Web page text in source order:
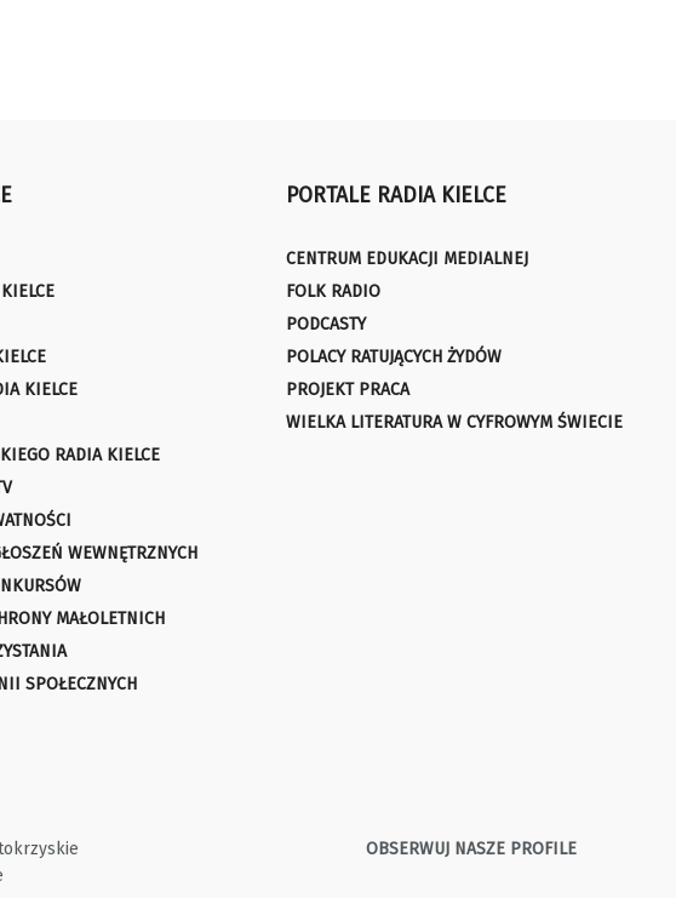
KIELCE
RADIA KIELCE
WEWNĘTRZNYCH
MAŁOLETNICH
SPOŁECZNYCH
PORTALE RADIA KIELCE
CENTRUM EDUKACJI MEDIALNEJ
FOLK RADIO
PODCASTY
POLACY RATUJĄCYCH ŻYDÓW
PROJEKT PRACA
WIELKA LITERATURA W CYFROWYM ŚWIECIE
OBSERWUJ NASZE PROFILE